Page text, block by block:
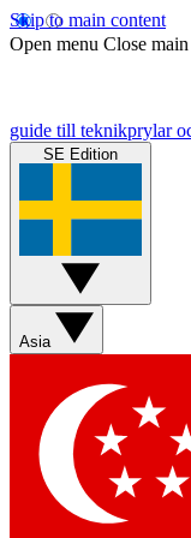
Skip to main content
Open menu Close
guide till teknikprylar
SE Edition
Asia